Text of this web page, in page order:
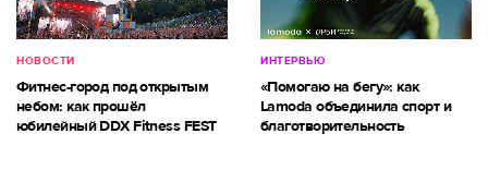
НОВОСТИ
Фитнес-город под открытым
небом: как прошёл
юбилейный DDX Fitness FEST
ИНТЕРВЬЮ
«Помогаю на бегу»: как
Lamoda объединила спорт и
благотворительность